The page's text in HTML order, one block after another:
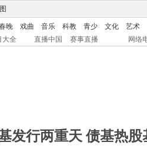
晚 戏曲 音乐 科教 青少 文化
艺术
大全 直播中国 赛事直播 网络
发行两重天 债基热股